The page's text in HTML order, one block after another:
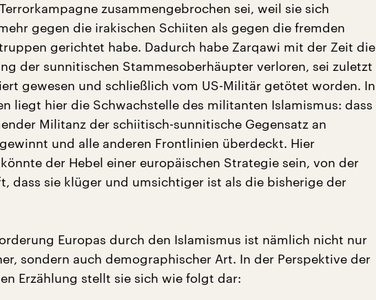
zusammengebrochen sei, weil sie sich
gegen die irakischen Schiiten als gegen die fremden
gerichtet habe. Dadurch habe Zarqawi mit der Zeit die
der sunnitischen Stammesoberhäupter verloren, sei zuletzt
gewesen und schließlich vom US-Militär getötet worden. In
liegt hier die Schwachstelle des militanten Islamismus: dass
Militanz der schiitisch-sunnitische Gegensatz an
und alle anderen Frontlinien überdeckt. Hier
der Hebel einer europäischen Strategie sein, von der
dass sie klüger und umsichtiger ist als die bisherige der
Europas durch den Islamismus ist nämlich nicht nur
sondern auch demographischer Art. In der Perspektive der
Erzählung stellt sie sich wie folgt dar: